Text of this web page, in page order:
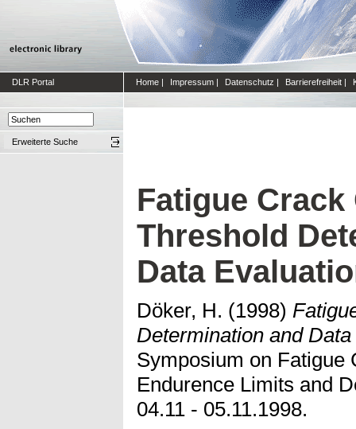
DLR Portal Home | Impressum | Datenschutz | Barrierefreiheit |
Erweiterte Suche
Fatigue Crack
Threshold
Data
Döker, H. (1998)
Determination and
Symposium on Fatigue
Endurence Limits and
04.11 - 05.11.1998.